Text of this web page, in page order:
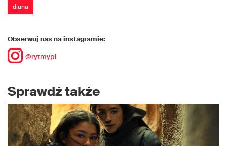
diuna
Obserwuj nas na instagramie:
@rytmypl
Sprawdź także